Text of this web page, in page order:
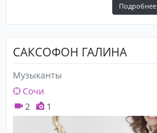
Подробнее
САКСОФОН ГАЛИНА
Музыканты
Сочи
2
1